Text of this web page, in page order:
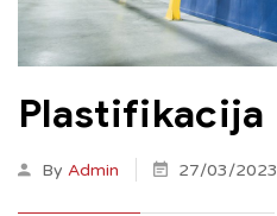
Plastifikacija
By Admin 27/03/2023